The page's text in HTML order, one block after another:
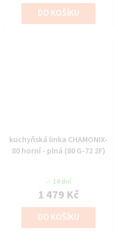
DO KOŠÍKU
kuchyňská linka CHAMONIX-
80 horní - plná (80 G-72 2F)
14 dní
1 479 Kč
DO KOŠÍKU